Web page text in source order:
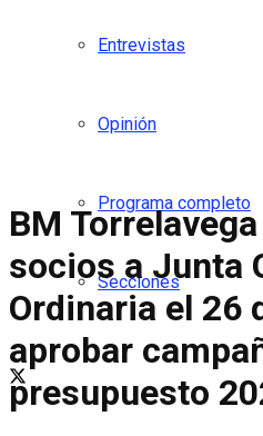
Entrevistas
Opinión
Programa completo
Secciones
BM
socios a Junta
Ordinaria el 26
aprobar
presupuesto